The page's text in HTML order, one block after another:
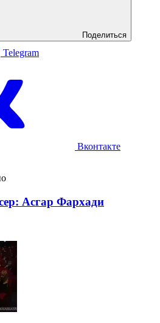
Поделиться
Telegram
Вконтакте
Асгар Фархади